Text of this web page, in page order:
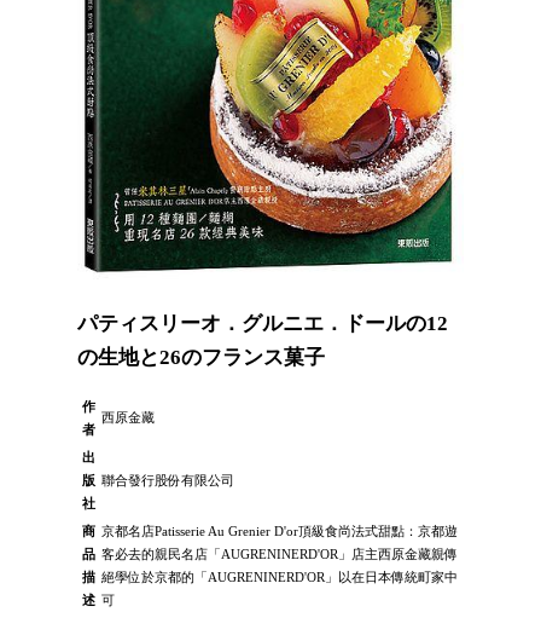
パティスリーオ．グルニエ．ドールの12
の生地と26のフランス菓子
作
者
西原金藏
出
版
社
聯合發行股份有限公司
商
品
描
述
京都名店Patisserie Au Grenier D'or頂級食尚法式甜點：京都遊
客必去的親民名店「AUGRENINERD'OR」店主西原金藏親傳
絕學位於京都的「AUGRENINERD'OR」以在日本傳統町家中
可